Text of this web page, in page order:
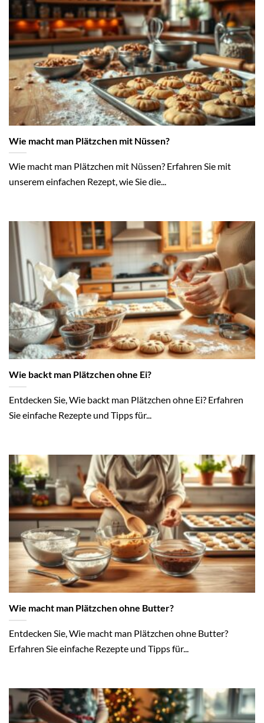
Wie macht man Plätzchen mit Nüssen?
Wie macht man Plätzchen mit Nüssen? Erfahren Sie mit
unserem einfachen Rezept, wie Sie die...
Wie backt man Plätzchen ohne Ei?
Entdecken Sie, Wie backt man Plätzchen ohne Ei? Erfahren
Sie einfache Rezepte und Tipps für...
Wie macht man Plätzchen ohne Butter?
Entdecken Sie, Wie macht man Plätzchen ohne Butter?
Erfahren Sie einfache Rezepte und Tipps für...